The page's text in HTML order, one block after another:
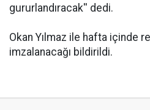
gururlandıracak'' dedi.
Okan Yılmaz ile hafta içinde
imzalanacağı bildirildi.